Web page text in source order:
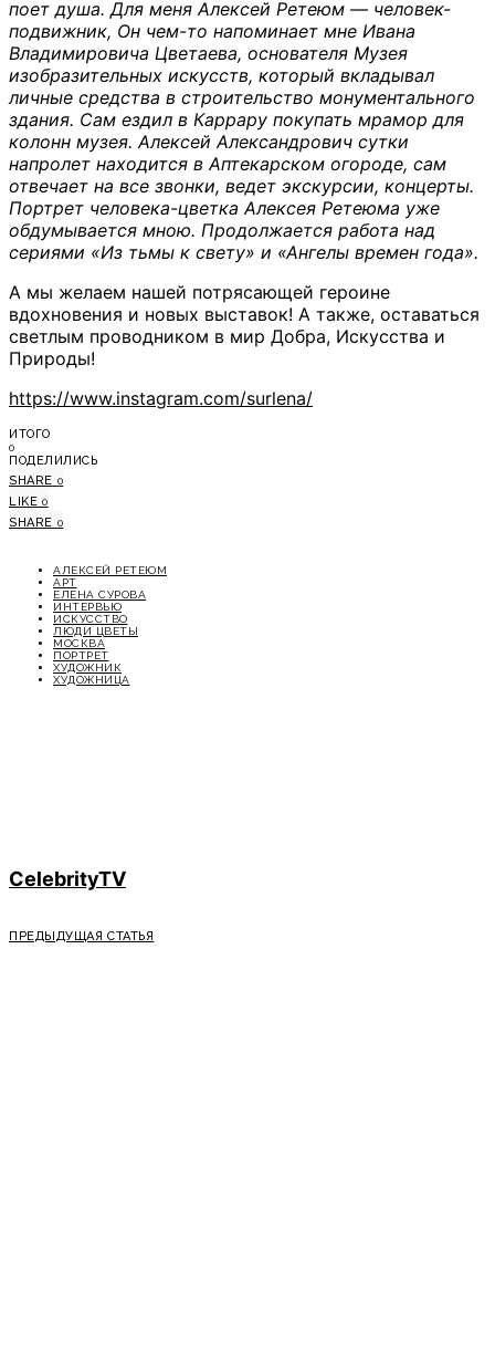
поет душа. Для меня Алексей Ретеюм — человек-
подвижник, Он чем-то напоминает мне Ивана
Владимировича Цветаева, основателя Музея
изобразительных искусств, который вкладывал
личные средства в строительство монументального
здания. Сам ездил в Каррару покупать мрамор для
колонн музея. Алексей Александрович сутки
напролет находится в Аптекарском огороде, сам
отвечает на все звонки, ведет экскурсии, концерты.
Портрет человека-цветка Алексея Ретеюма уже
обдумывается мною. Продолжается работа над
сериями «Из тьмы к свету» и «Ангелы времен года».
А мы желаем нашей потрясающей героине
вдохновения и новых выставок! А также, оставаться
светлым проводником в мир Добра, Искусства и
Природы!
https://www.instagram.com/surlena/
ИТОГО
0
ПОДЕЛИЛИСЬ
SHARE 0
LIKE 0
SHARE 0
АЛЕКСЕЙ РЕТЕЮМ
АРТ
ЕЛЕНА СУРОВА
ИНТЕРВЬЮ
ИСКУССТВО
ЛЮДИ ЦВЕТЫ
МОСКВА
ПОРТРЕТ
ХУДОЖНИК
ХУДОЖНИЦА
CelebrityTV
ПРЕДЫДУЩАЯ СТАТЬЯ